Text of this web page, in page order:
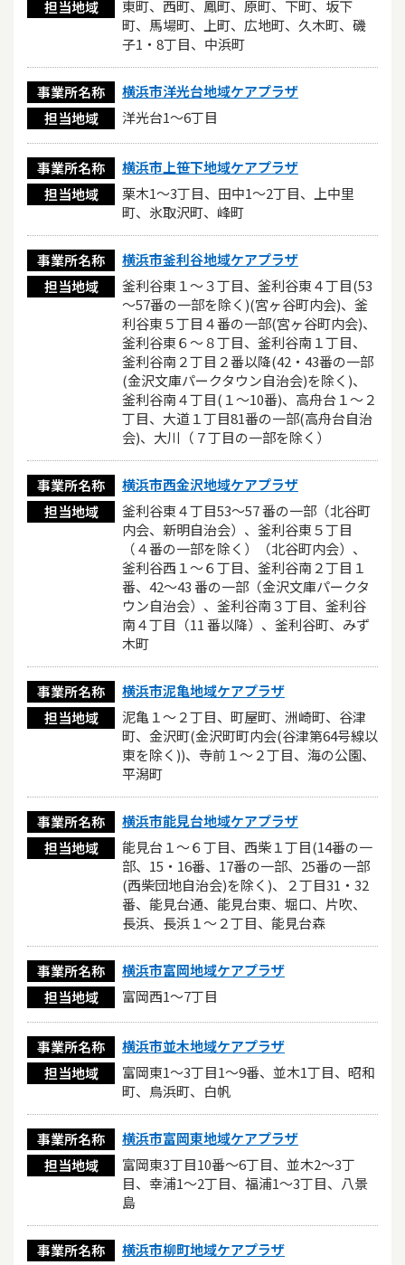
担当地域
東町、西町、鳳町、原町、下町、坂下
町、馬場町、上町、広地町、久木町、磯
子1・8丁目、中浜町
事業所名称
横浜市洋光台地域ケアプラザ
担当地域
洋光台1～6丁目
事業所名称
横浜市上笹下地域ケアプラザ
担当地域
栗木1～3丁目、田中1～2丁目、上中里
町、氷取沢町、峰町
事業所名称
横浜市釜利谷地域ケアプラザ
担当地域
釜利谷東１～３丁目、釜利谷東４丁目(53
～57番の一部を除く)(宮ヶ谷町内会)、釜
利谷東５丁目４番の一部(宮ヶ谷町内会)、
釜利谷東６～８丁目、釜利谷南１丁目、
釜利谷南２丁目２番以降(42・43番の一部
(金沢文庫パークタウン自治会)を除く)、
釜利谷南４丁目(１～10番)、高舟台１～２
丁目、大道１丁目81番の一部(高舟台自治
会)、大川（７丁目の一部を除く）
事業所名称
横浜市西金沢地域ケアプラザ
担当地域
釜利谷東４丁目53～57 番の一部（北谷町
内会、新明自治会）、釜利谷東５丁目
（４番の一部を除く）（北谷町内会）、
釜利谷西１～６丁目、釜利谷南２丁目１
番、42～43 番の一部（金沢文庫パークタ
ウン自治会）、釜利谷南３丁目、釜利谷
南４丁目（11 番以降）、釜利谷町、みず
木町
事業所名称
横浜市泥亀地域ケアプラザ
担当地域
泥亀１～２丁目、町屋町、洲崎町、谷津
町、金沢町(金沢町町内会(谷津第64号線以
東を除く))、寺前１～２丁目、海の公園、
平潟町
事業所名称
横浜市能見台地域ケアプラザ
担当地域
能見台１～６丁目、西柴１丁目(14番の一
部、15・16番、17番の一部、25番の一部
(西柴団地自治会)を除く)、２丁目31・32
番、能見台通、能見台東、堀口、片吹、
長浜、長浜１～２丁目、能見台森
事業所名称
横浜市富岡地域ケアプラザ
担当地域
富岡西1～7丁目
事業所名称
横浜市並木地域ケアプラザ
担当地域
富岡東1～3丁目1～9番、並木1丁目、昭和
町、鳥浜町、白帆
事業所名称
横浜市富岡東地域ケアプラザ
担当地域
富岡東3丁目10番～6丁目、並木2～3丁
目、幸浦1～2丁目、福浦1～3丁目、八景
島
事業所名称
横浜市柳町地域ケアプラザ